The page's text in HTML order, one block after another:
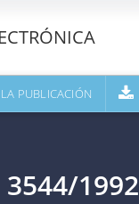
PUBLICACIÓN
1992